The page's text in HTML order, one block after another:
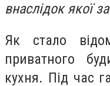
внаслідок якої
Як стало
приватного
кухня. Під час